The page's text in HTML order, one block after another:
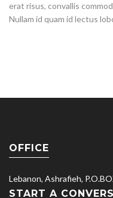
erat risus, convallis
Nullam id quam id lectus
OFFICE
Lebanon, Ashrafieh,
START A